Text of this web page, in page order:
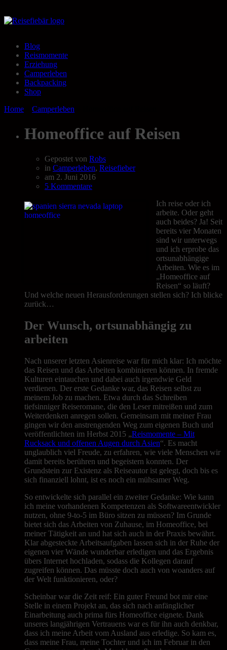
Blog
Reismomente
Erziehung
Camperleben
Backpacking
Shop
Home
Camperleben
Homeoffice auf Reisen
Gepostet von Robs
in Camperleben, Reisefieber
am 2. Juni 2016
5 Kommentare
Ich reise oder ich
arbeite. Oder geht
auch beides? Ja! Seit
bereits vier Monaten
sind wir unterwegs
und ich erprobe das
ortsunabhängige
Arbeiten. Wie es im
„Homeoffice auf
Reisen“ so läuft?
Und welche neuen Herausforderungen stellen sich? Ich blicke
zurück…
Der Wunsch, ortsunabhängig zu
arbeiten
Nach unserer letzten Asienreise war für mich klar: Ich möchte
das Reisen und das Arbeiten kombinieren können. In fremde
Kulturen eintauchen und dabei auch irgendwie Geld
verdienen. Der erste Gedanke war, das Reisen selbst zu
meinem Job zu machen. Etwa durch das Schreiben
tiefsinniger Reiseromane, die den Leser mitreißen und zum
Weiterdenken anregen sollen. Gemeinsam mit meiner Frau
gingen wir den anstrengenden Weg zum eigenen Buch und
veröffentlichten im Herbst 2015 „Reismomente – Mit
Rucksack und offenen Augen durch Asien“. Es macht
unglaublich viel Freude, zu erfahren, wie viele Menschen wir
damit bereits berühren und begeistern konnten. Der
Grundstein zur Existenz als Reiseautor ist gelegt, doch bis es
sich finanziell lohnt, ist es noch ein mühsamer Weg.
So entwickelte sich parallel ein zweiter Gedanke: Wie kann
ich meine vorhandenen Kompetenzen als Softwareentwickler
nutzen, ohne 9-to-5 im Büro sitzen zu müssen? Im Grunde
bietet sich das Arbeiten von Zuhause, im Homeoffice, bei
meiner Tätigkeit an und hat sich auch in der Praxis bewährt.
Klar abgesteckte Arbeitsaufgaben lassen sich in der Ruhe der
eigenen vier Wände wunderbar erledigen und das Ergebnis
übers Internet hochladen, sodass die Kollegen darauf
zugreifen können. Das müsste doch auch von woanders auf
der Welt funktionieren, oder?
Scheinbar war die Zeit reif: Ein guter Freund bot mir eine
Stelle in einem Projekt an, das sich nach anfänglicher
Einarbeitung auch prima fürs Homeoffice eignete. Dank
unseres langjährigen Vertrauens war es für ihn auch denkbar,
dass ich meine Arbeit vom Ausland aus erledige. So kam es,
dass meine Frau, meine Tochter und ich im Februar in den